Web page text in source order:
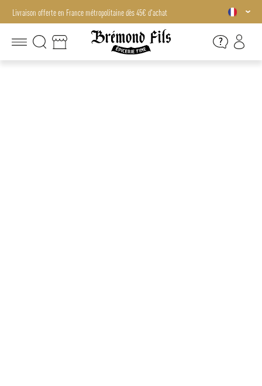
Livraison offerte en France métropolitaine dès 45€ d'achat
Livraison offerte en France métropolitaine dès 45€ d'achat